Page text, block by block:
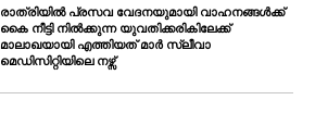
രാത്രിയിൽ പ്രസവ വേദനയുമായി വാഹനങ്ങൾക്ക്
കൈ നീട്ടി നിൽക്കുന്ന യുവതിക്കരികിലേക്ക്
മാലാഖയായി എത്തിയത് മാർ സ്ലീവാ
മെഡിസിറ്റിയിലെ നഴ്സ്